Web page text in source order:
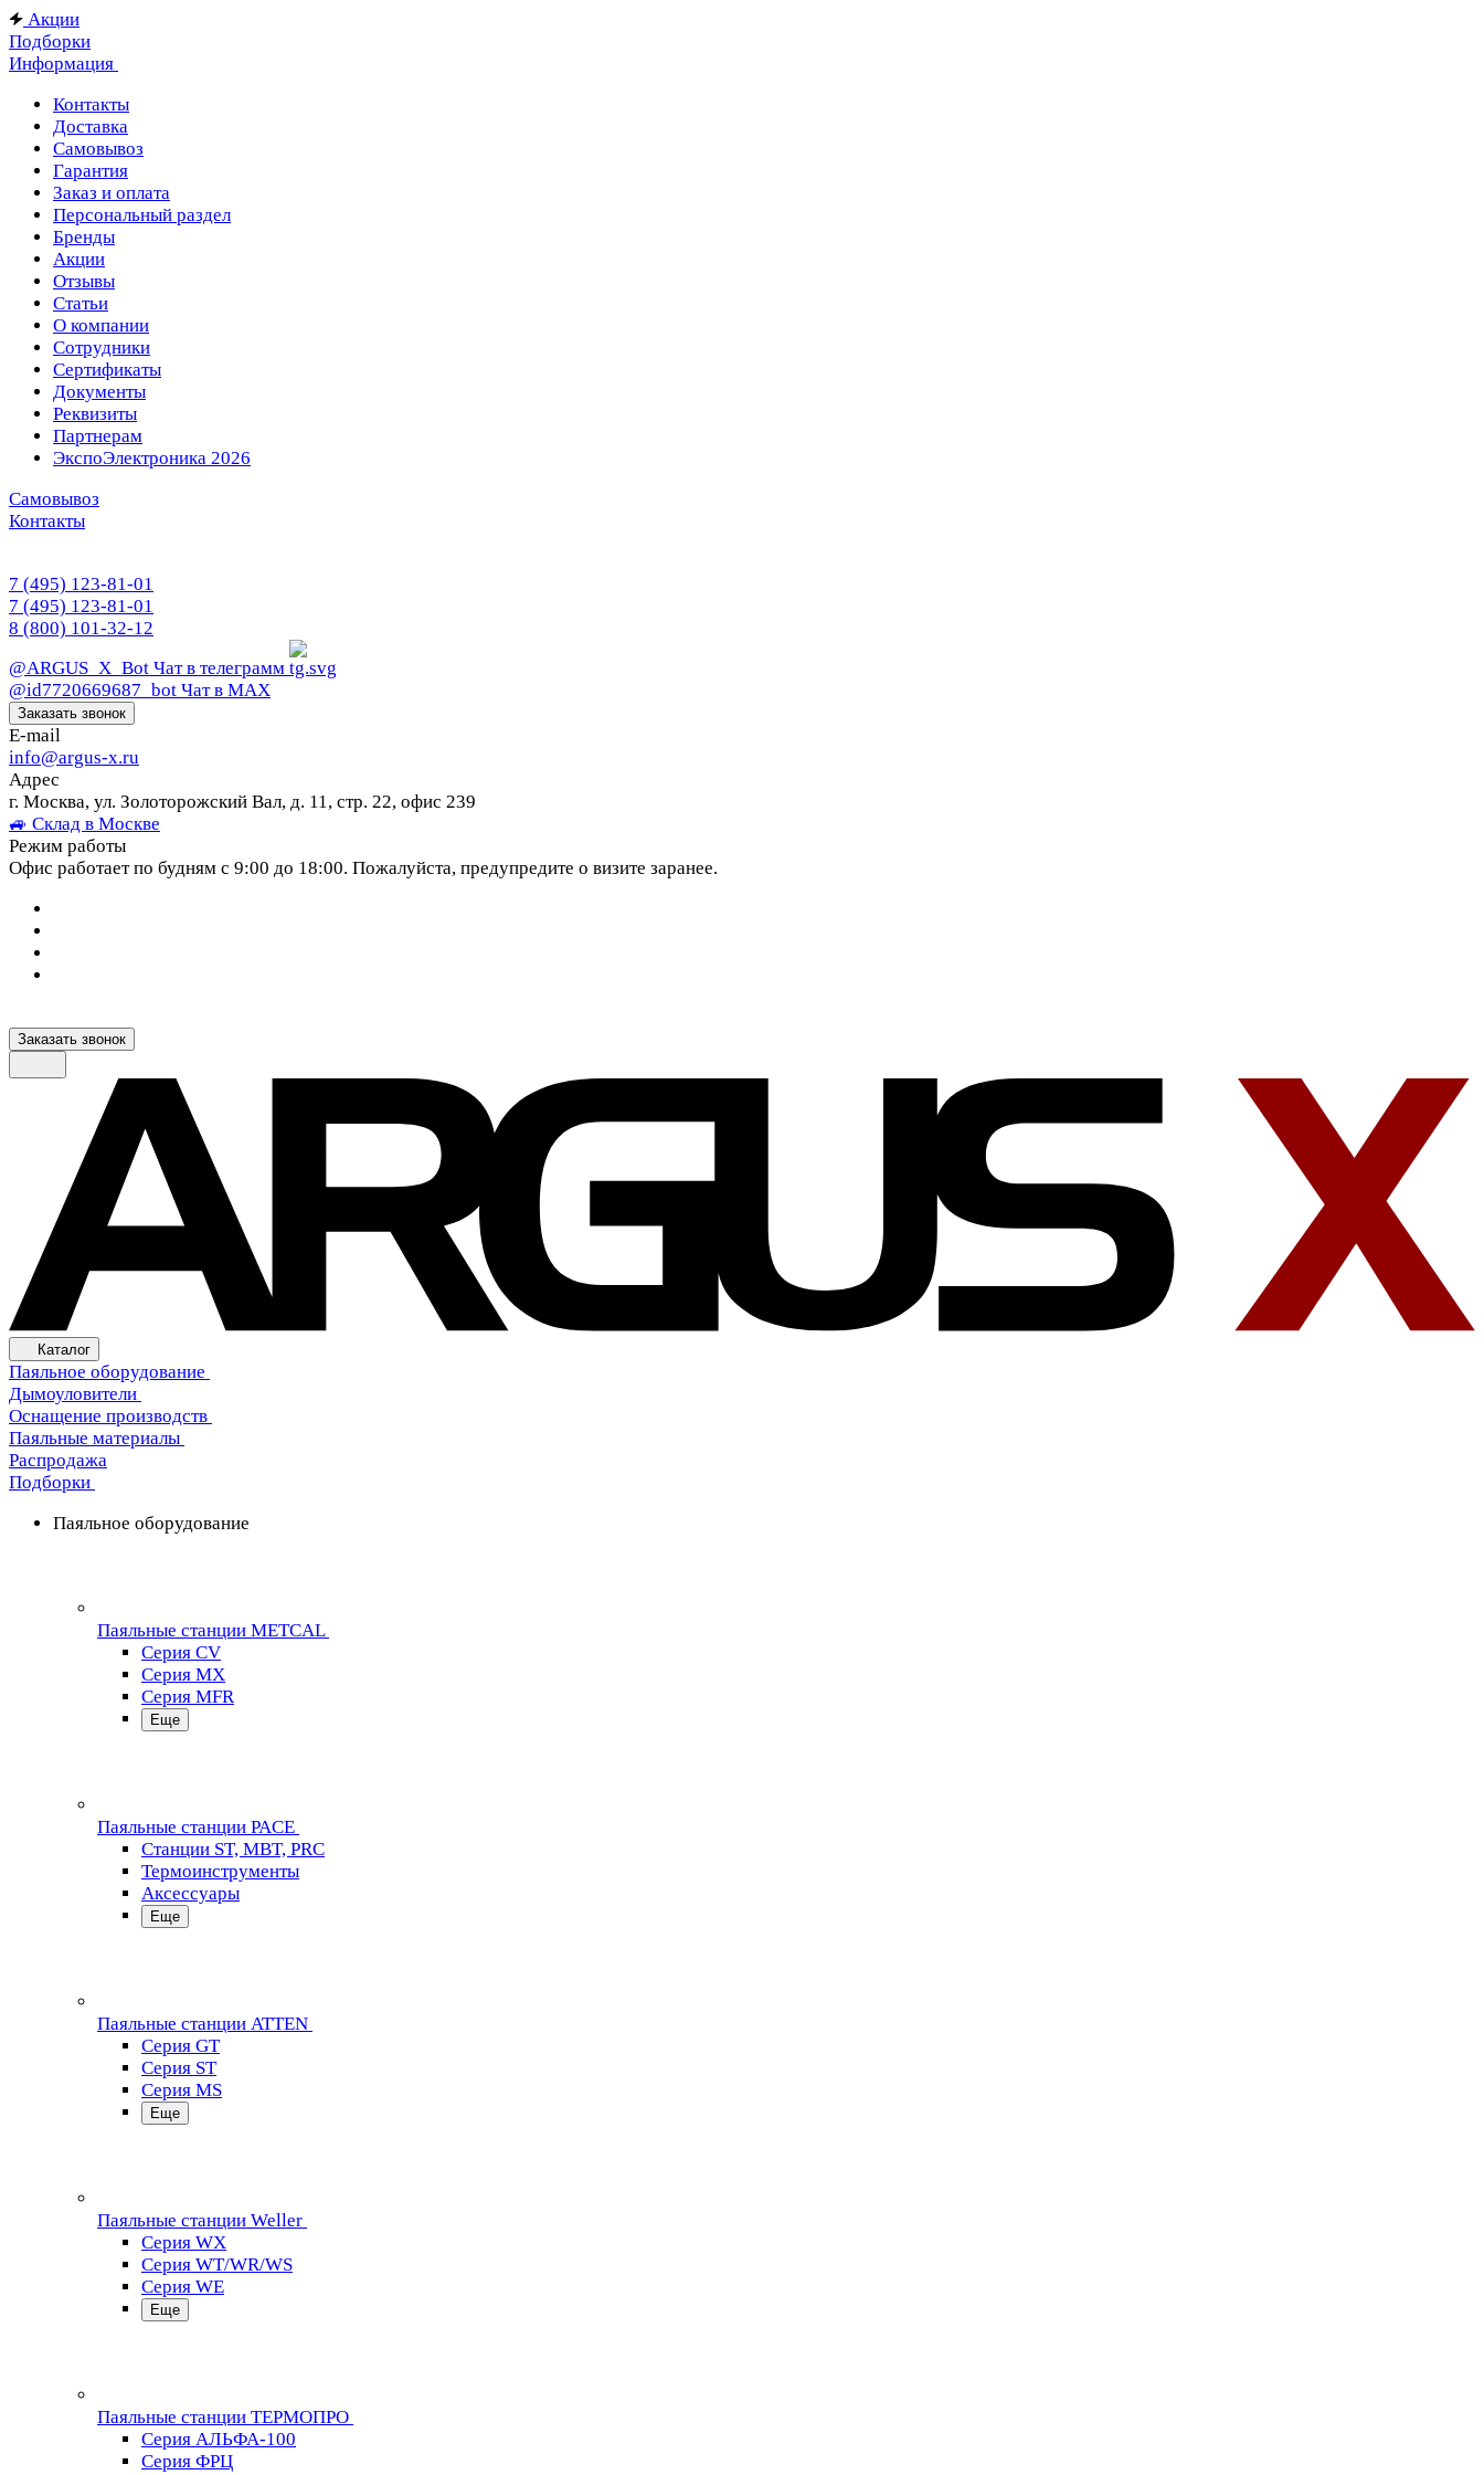
Акции
Подборки
Информация
Контакты
Доставка
Самовывоз
Гарантия
Заказ и оплата
Персональный раздел
Бренды
Акции
Отзывы
Статьи
О компании
Сотрудники
Сертификаты
Документы
Реквизиты
Партнерам
ЭкспоЭлектроника 2026
Самовывоз
Контакты
7 (495) 123-81-01
7 (495) 123-81-01
8 (800) 101-32-12
@ARGUS_X_Bot Чат в телеграмм
@id7720669687_bot Чат в МАХ
Заказать звонок
E-mail
info@argus-x.ru
Адрес
г. Москва, ул. Золоторожский Вал, д. 11, стр. 22, офис 239
🚙 Склад в Москве
Режим работы
Офис работает по будням с 9:00 до 18:00. Пожалуйста, предупредите о визите заранее.
Заказать звонок
Каталог
Паяльное оборудование
Дымоуловители
Оснащение производств
Паяльные материалы
Распродажа
Подборки
Паяльное оборудование
Паяльные станции METCAL
Серия CV
Серия MX
Серия MFR
Еще
Паяльные станции PACE
Станции ST, MBT, PRC
Термоинструменты
Аксессуары
Еще
Паяльные станции ATTEN
Серия GT
Серия ST
Серия MS
Еще
Паяльные станции Weller
Серия WX
Серия WT/WR/WS
Серия WE
Еще
Паяльные станции ТЕРМОПРО
Серия АЛЬФА-100
Серия ФРЦ